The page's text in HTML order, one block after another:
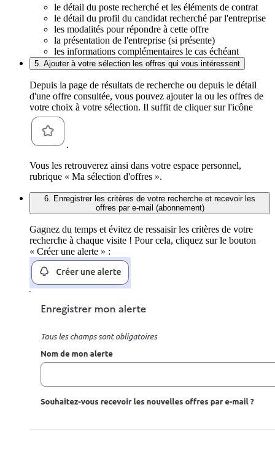
le détail du poste recherché et les éléments de contrat
le détail du profil du candidat recherché par l'entreprise
les modalités pour répondre à cette offre
la présentation de l'entreprise (si présente)
les informations complémentaires le cas échéant
5. Ajouter à votre sélection les offres qui vous intéressent
Depuis la page de résultats de recherche ou depuis le détail
d'une offre consultée, vous pouvez ajouter la ou les offres de
votre choix à votre sélection. Il suffit de cliquer sur l'icône
.
Vous les retrouverez ainsi dans votre espace personnel,
rubrique « Ma sélection d'offres ».
6. Enregistrer les critères de votre recherche et recevoir les
offres par e-mail (abonnement)
Gagnez du temps et évitez de ressaisir les critères de votre
recherche à chaque visite ! Pour cela, cliquez sur le bouton
« Créer une alerte » :